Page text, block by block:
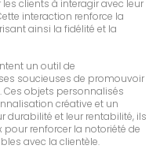
clients à interagir avec leur
interaction renforce la
ainsi la fidélité et la
un outil de
soucieuses de promouvoir
Ces objets personnalisés
créative et un
durabilité et leur rentabilité, ils
renforcer la notoriété de
avec la clientèle.